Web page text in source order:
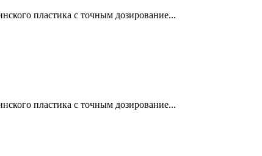
пластика с точным дозирование...
пластика с точным дозирование...